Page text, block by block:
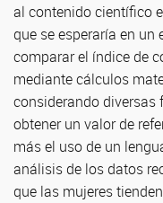
al contenido científico
que se esperaría en un
comparar el índice de
mediante cálculos
considerando diversas
obtener un valor de
más el uso de un
análisis de los datos
que las mujeres